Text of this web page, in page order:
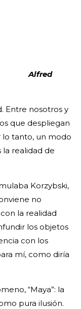
Entre nosotros y
que despliegan
lo tanto, un modo
realidad de
Korzybski,
no
la realidad
los objetos
con los
mí, como diría
“Maya”: la
pura ilusión.